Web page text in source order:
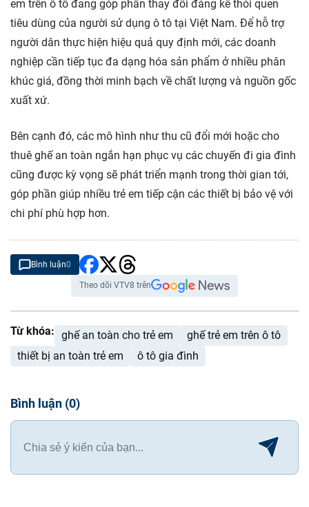
em trên ô tô đang góp phần thay đổi đáng kể thói quen
tiêu dùng của người sử dụng ô tô tại Việt Nam. Để hỗ trợ
người dân thực hiện hiệu quả quy định mới, các doanh
nghiệp cần tiếp tục đa dạng hóa sản phẩm ở nhiều phân
khúc giá, đồng thời minh bạch về chất lượng và nguồn gốc
xuất xứ.
Bên cạnh đó, các mô hình như thu cũ đổi mới hoặc cho
thuê ghế an toàn ngắn hạn phục vụ các chuyến đi gia đình
cũng được kỳ vọng sẽ phát triển mạnh trong thời gian tới,
góp phần giúp nhiều trẻ em tiếp cận các thiết bị bảo vệ với
chi phí phù hợp hơn.
Bình luận0
Theo dõi VTV8 trên
Từ khóa: ghế an toàn cho trẻ em
ghế trẻ em trên ô tô
thiết bị an toàn trẻ em
ô tô gia đình
Bình luận (0)